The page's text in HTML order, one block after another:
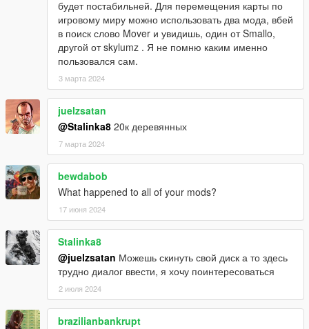
будет постабильней. Для перемещения карты по
игровому миру можно использовать два мода, вбей
в поиск слово Mover и увидишь, один от Smallo,
другой от skylumz . Я не помню каким именно
пользовался сам.
3 марта 2024
juelzsatan
@Stalinka8 20к деревянных
7 марта 2024
bewdabob
What happened to all of your mods?
17 июня 2024
Stalinka8
@juelzsatan Можешь скинуть свой диск а то здесь
трудно диалог ввести, я хочу поинтересоваться
2 июля 2024
brazilianbankrupt